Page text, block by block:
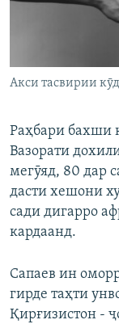
ГУЗОРИШҲОИ
Ҳамаи
Акси тасвирии
Раҳбари бахши
Вазорати
мегӯяд, 80 дар
дасти хешони
сади дигарро
кардаанд.
Сапаев ин
гирде таҳти
Қирғизистон -